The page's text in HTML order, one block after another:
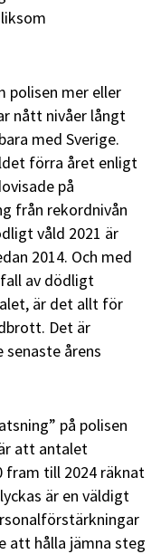
polisen mer eller
nått nivåer långt
med Sverige.
förra året enligt
på
från rekordnivån
våld 2021 är
2014. Och med
av dödligt
är det allt för
Det är
årens
på polisen
att antalet
fram till 2024 räknat
är en väldigt
att hålla jämna steg